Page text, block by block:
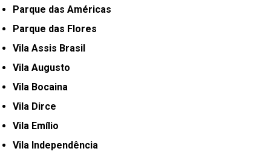
Parque das Américas
Parque das Flores
Vila Assis Brasil
Vila Augusto
Vila Bocaina
Vila Dirce
Vila Emílio
Vila Independência